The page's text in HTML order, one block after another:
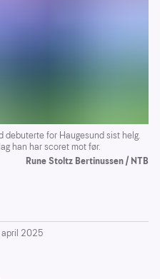
debuterte for Haugesund sist helg.
han har scoret mot før.
Rune Stoltz Bertinussen / NTB
2025